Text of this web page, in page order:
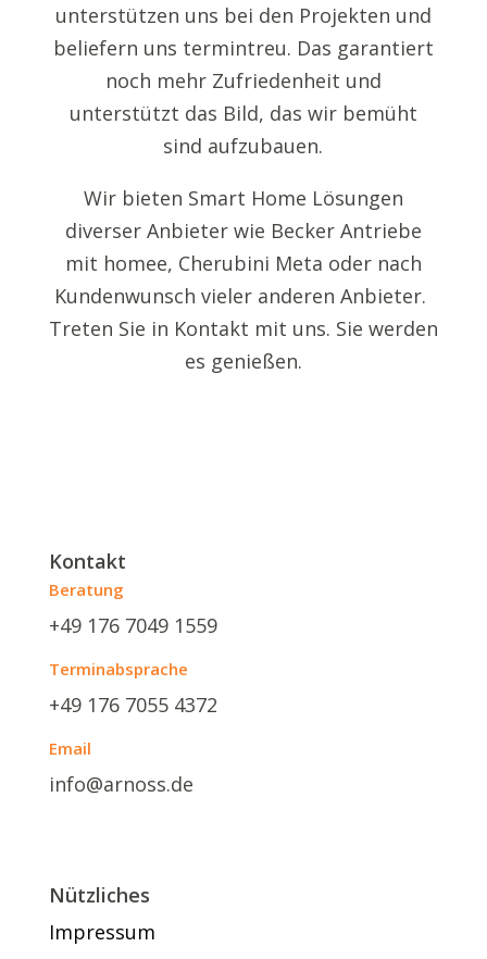
unterstützen uns bei den Projekten und
beliefern uns termintreu. Das garantiert
noch mehr Zufriedenheit und
unterstützt das Bild, das wir bemüht
sind aufzubauen.
Wir bieten Smart Home Lösungen
diverser Anbieter wie Becker Antriebe
mit homee, Cherubini Meta oder nach
Kundenwunsch vieler anderen Anbieter.
Treten Sie in Kontakt mit uns. Sie werden
es genießen.
Kontakt
Beratung
+49 176 7049 1559
Terminabsprache
+49 176 7055 4372
Email
info@arnoss.de
Nützliches
Impressum